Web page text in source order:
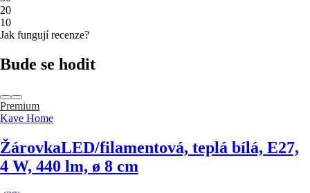
20
10
Jak fungují recenze?
Bude se hodit
Premium
Kave Home
ŽárovkaLED/filamentová, teplá bílá, E27,
4 W, 440 lm, ø 8 cm